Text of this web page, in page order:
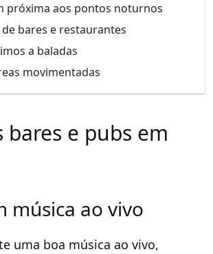
próxima aos pontos noturnos
bares e restaurantes
a baladas
movimentadas
bares e pubs em
música ao vivo
uma boa música ao vivo,